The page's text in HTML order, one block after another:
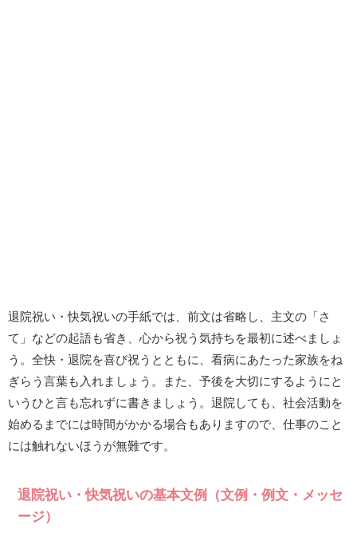
退院祝い・快気祝いの手紙では、前文は省略し、主文の「さ
て」などの起語も省き、心から祝う気持ちを最初に述べましょ
う。全快・退院を喜び祝うとともに、看病にあたった家族をね
ぎらう言葉も入れましょう。また、予後を大切にするようにと
いうひと言も忘れずに書きましょう。退院しても、社会活動を
始めるまでには時間がかかる場合もありますので、仕事のこと
には触れないほうが無難です。
退院祝い・快気祝いの基本文例（文例・例文・メッセ
ージ）